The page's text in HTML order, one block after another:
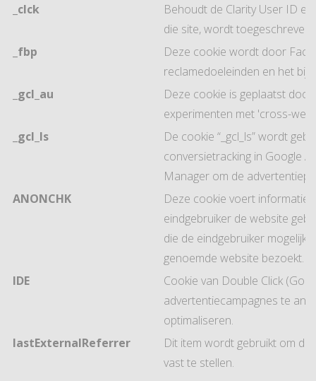
_clck
Behoudt de Clarity User ID
die site, wordt toegeschreven
_fbp
Deze cookie wordt door
reclamedoeleinden en het
_gcl_au
Deze cookie is geplaatst
experimenten met 'cross-
_gcl_ls
De cookie “_gcl_ls” wordt
conversietracking in Google
Manager om de
ANONCHK
Deze cookie voert informatie
eindgebruiker de website
die de eindgebruiker mogelijk
genoemde website bezoekt.
IDE
Cookie van Double Click
advertentiecampagnes te
optimaliseren.
lastExternalReferrer
Dit item wordt gebruikt om
vast te stellen.